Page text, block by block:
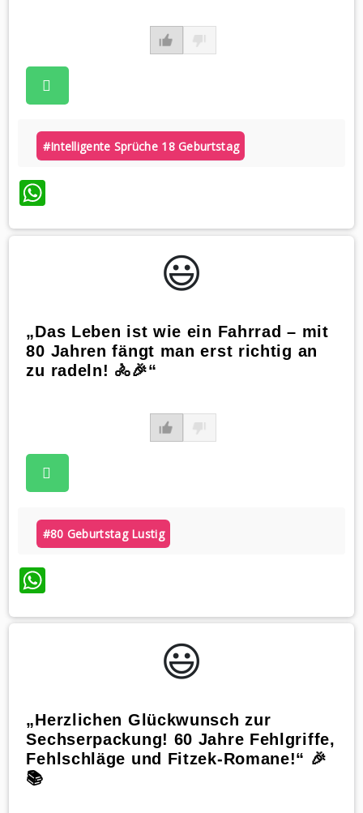
#intelligente Sprüche 18 Geburtstag
WhatsApp
😃️
„Das Leben ist wie ein Fahrrad – mit
80 Jahren fängt man erst richtig an
zu radeln! 🚴🎉“
#80 Geburtstag Lustig
WhatsApp
😃️
„Herzlichen Glückwunsch zur
Sechserpackung! 60 Jahre Fehlgriffe,
Fehlschläge und Fitzek-Romane!“ 🎉
📚